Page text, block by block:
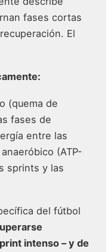
fases cortas
El
(quema de
fases de
entre las
(ATP-
sprints y las
del fútbol
intenso – y de